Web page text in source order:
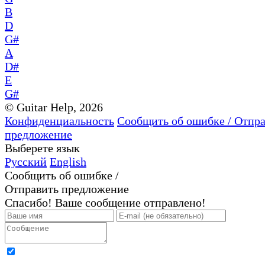
B
D
G#
A
D#
E
G#
© Guitar Help, 2026
Конфиденциальность Сообщить об ошибке /
предложение
Выберете язык
Русский English
Сообщить об ошибке /
Отправить предложение
Спасибо! Ваше сообщение отправлено!